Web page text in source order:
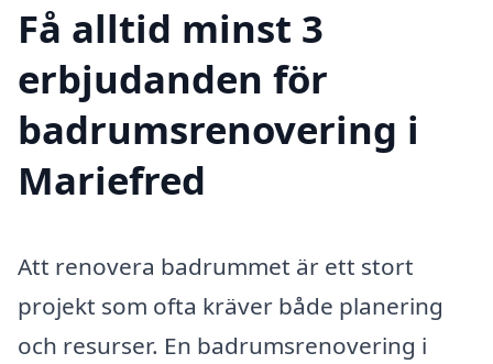
Få alltid minst 3
erbjudanden för
badrumsrenovering i
Mariefred
Att renovera badrummet är ett stort
projekt som ofta kräver både planering
och resurser. En badrumsrenovering i